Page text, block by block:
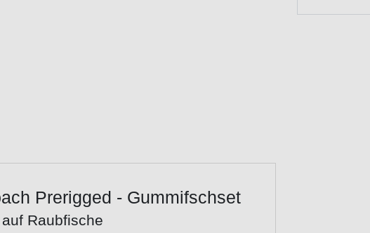
Prerigged - Gummifschset
Raubfische